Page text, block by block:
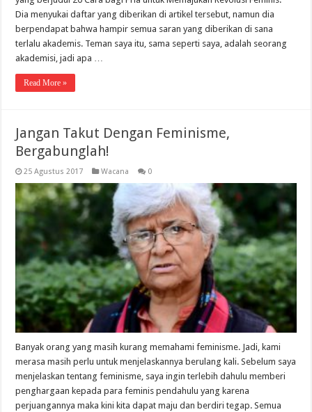
Dia menyukai daftar yang diberikan di artikel tersebut, namun dia
berpendapat bahwa hampir semua saran yang diberikan di sana
terlalu akademis. Teman saya itu, sama seperti saya, adalah seorang
akademisi, jadi apa …
Read More »
Jangan Takut Dengan Feminisme,
Bergabunglah!
25 Agustus 2017 Wacana 0
Banyak orang yang masih kurang memahami feminisme. Jadi, kami
merasa masih perlu untuk menjelaskannya berulang kali. Sebelum saya
menjelaskan tentang feminisme, saya ingin terlebih dahulu memberi
penghargaan kepada para feminis pendahulu yang karena
perjuangannya maka kini kita dapat maju dan berdiri tegap. Semua